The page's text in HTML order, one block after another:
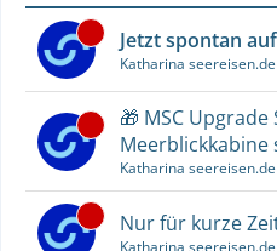
Jetzt spontan
Katharina seereisen.de
🎁 MSC
Meerblickkabine
Katharina seereisen.de
Nur für kurze
Katharina seereisen.de